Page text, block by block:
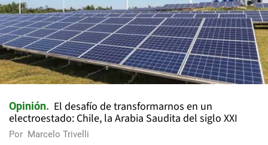
Opinión
El desafío de transformarnos en un
electroestado: Chile, la Arabia Saudita del siglo XXI
Por Marcelo Trivelli